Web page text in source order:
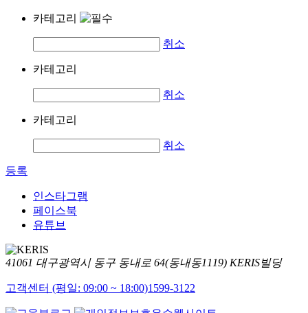
카테고리
취소
카테고리
취소
카테고리
취소
등록
인스타그램
페이스북
유튜브
41061 대구광역시 동구 동내로 64(동내동1119) KERIS빌딩
고객센터 (평일: 09:00 ~ 18:00)1599-3122